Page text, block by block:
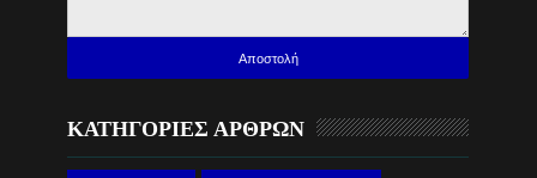
ΚΑΤΗΓΟΡΙΕΣ ΑΡΘΡΩΝ